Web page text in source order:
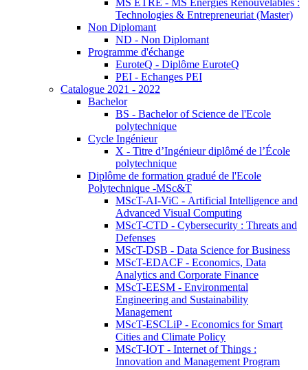
MS ETRE - MS Energies Renouvelables :
Technologies & Entrepreneuriat (Master)
Non Diplomant
ND - Non Diplomant
Programme d'échange
EuroteQ - Diplôme EuroteQ
PEI - Echanges PEI
Catalogue 2021 - 2022
Bachelor
BS - Bachelor of Science de l'Ecole
polytechnique
Cycle Ingénieur
X - Titre d’Ingénieur diplômé de l’École
polytechnique
Diplôme de formation gradué de l'Ecole
Polytechnique -MSc&T
MScT-AI-ViC - Artificial Intelligence and
Advanced Visual Computing
MScT-CTD - Cybersecurity : Threats and
Defenses
MScT-DSB - Data Science for Business
MScT-EDACF - Economics, Data
Analytics and Corporate Finance
MScT-EESM - Environmental
Engineering and Sustainability
Management
MScT-ESCLiP - Economics for Smart
Cities and Climate Policy
MScT-IOT - Internet of Things :
Innovation and Management Program